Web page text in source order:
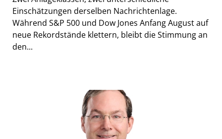
Einschätzungen derselben Nachrichtenlage.
Während S&P 500 und Dow Jones Anfang August auf
neue Rekordstände klettern, bleibt die Stimmung an
den...